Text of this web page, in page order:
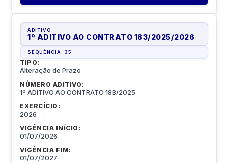
ADITIVO
1º ADITIVO AO CONTRATO 183/2025/2026
SEQUÊNCIA:35
TIPO:
Alteração de Prazo
NÚMERO ADITIVO:
1º ADITIVO AO CONTRATO 183/2025
EXERCÍCIO:
2026
VIGÊNCIA INÍCIO:
01/07/2026
VIGÊNCIA FIM:
01/07/2027